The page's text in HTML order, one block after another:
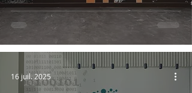
16 juil. 2025